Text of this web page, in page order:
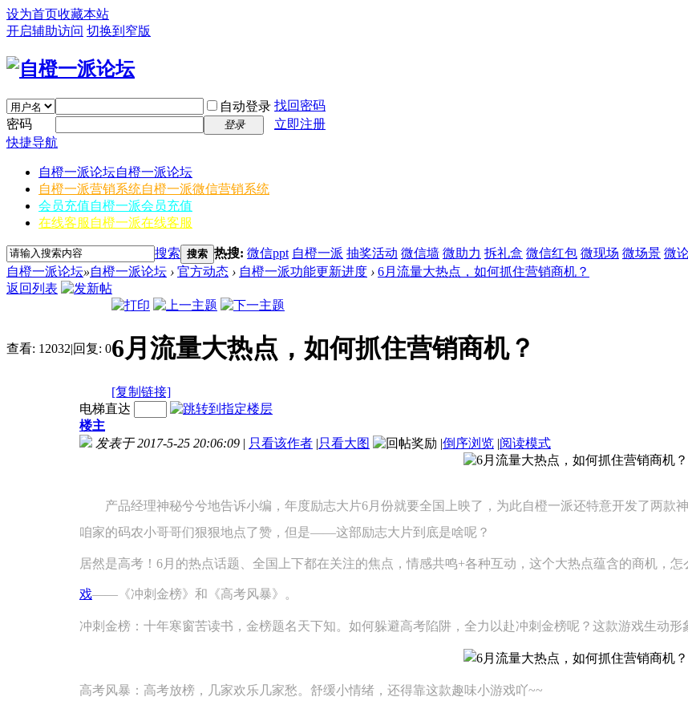
设为首页收藏本站
开启辅助访问 切换到窄版
自动登录 找回密码
密码
登录
立即注册
快捷导航
自橙一派论坛自橙一派论坛
自橙一派营销系统自橙一派微信营销系统
会员充值自橙一派会员充值
在线客服 自橙一派在线客服
搜索 搜索 热搜: 微信ppt 自橙一派 抽奖活动 微信墙 微助力 拆礼盒 微信红包 微现场 微场景 微
自橙一派论坛»自橙一派论坛 › 官方动态 › 自橙一派功能更新进度 › 6月流量大热点，如何抓住营销商机？
返回列表
查看: 12032|回复: 06月流量大热点，如何抓住营销商机？
[复制链接]
电梯直达
楼主
发表于 2017-5-25 20:06:09 | 只看该作者 |只看大图 |倒序浏览 |阅读模式
产品经理神秘兮兮地告诉小编，年度励志大片6月份就要全国上映了，为此自橙一派还特意开发了两款
咱家的码农小哥哥们狠狠地点了赞，但是——这部励志大片到底是啥呢？
居然是高考！6月的热点话题、全国上下都在关注的焦点，情感共鸣+各种互动，这个大热点蕴含的商机，
戏——《冲刺金榜》和《高考风暴》。
冲刺金榜：十年寒窗苦读书，金榜题名天下知。如何躲避高考陷阱，全力以赴冲刺金榜呢？这款游戏生动形
高考风暴：高考放榜，几家欢乐几家愁。舒缓小情绪，还得靠这款趣味小游戏吖~~